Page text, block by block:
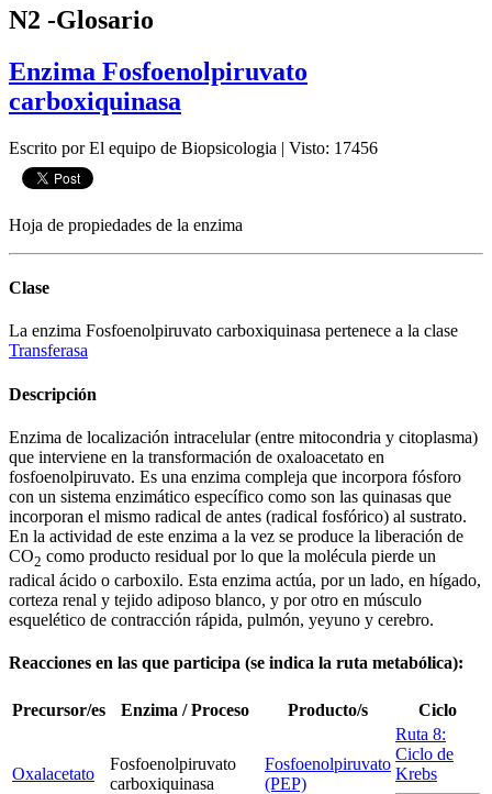
N2 -Glosario
Enzima Fosfoenolpiruvato
carboxiquinasa
Escrito por El equipo de Biopsicologia | Visto: 17456
Hoja de propiedades de la enzima
Clase
La enzima Fosfoenolpiruvato carboxiquinasa pertenece a la clase
Transferasa
Descripción
Enzima de localización intracelular (entre mitocondria y citoplasma)
que interviene en la transformación de oxaloacetato en
fosfoenolpiruvato. Es una enzima compleja que incorpora fósforo
con un sistema enzimático específico como son las quinasas que
incorporan el mismo radical de antes (radical fosfórico) al sustrato.
En la actividad de este enzima a la vez se produce la liberación de
CO2 como producto residual por lo que la molécula pierde un
radical ácido o carboxilo. Esta enzima actúa, por un lado, en hígado,
corteza renal y tejido adiposo blanco, y por otro en músculo
esquelético de contracción rápida, pulmón, yeyuno y cerebro.
Reacciones en las que participa (se indica la ruta metabólica):
Precursor/es Enzima / Proceso Producto/s Ciclo
Oxalacetato
Fosfoenolpiruvato
carboxiquinasa
Fosfoenolpiruvato
(PEP)
Ruta 8:
Ciclo de
Krebs